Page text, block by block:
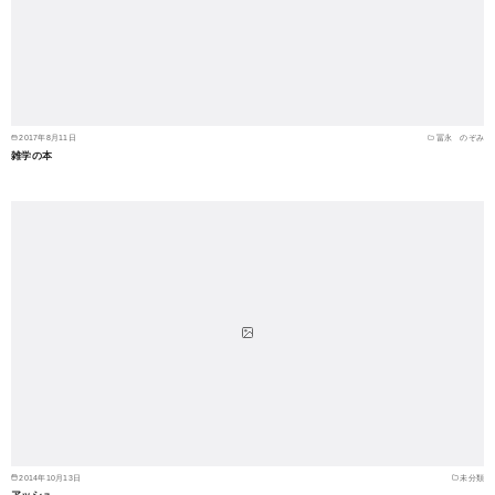
2017年8月11日 冨永 のぞみ
雑学の本
2014年10月13日 未分類